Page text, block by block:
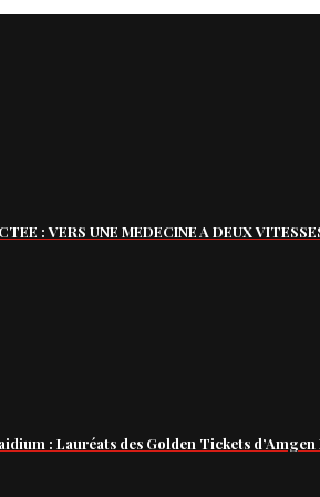
: VERS UNE MEDECINE A DEUX
: Lauréats des Golden Tickets